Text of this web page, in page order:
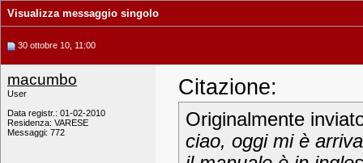
Visualizza messaggio singolo
30 ottobre 10, 11:00
macumbo
User
Data registr.: 01-02-2010
Residenza: VARESE
Messaggi: 772
Citazione:
Originalmente
ciao, oggi mi è